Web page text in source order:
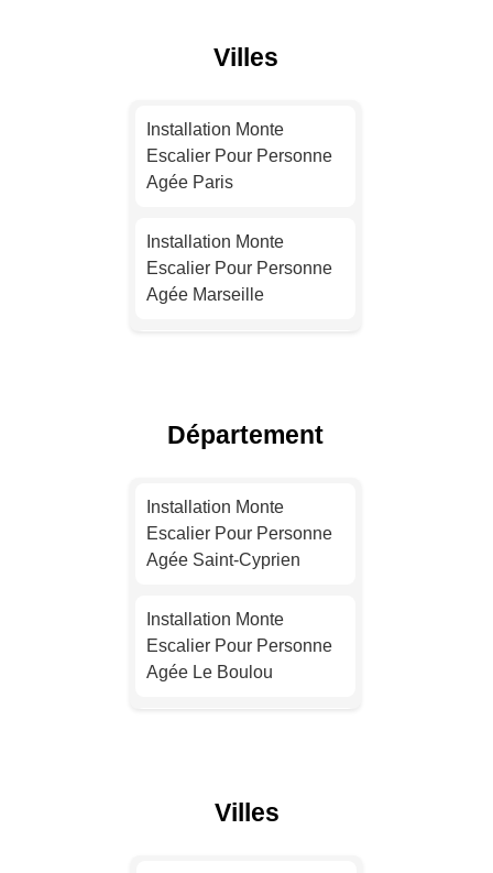
Villes
Installation Monte
Escalier Pour Personne
Agée Paris
Installation Monte
Escalier Pour Personne
Agée Marseille
Agée Toulouse
Agée Nice
Installation Monte
Département
Installation Monte
Escalier Pour Personne
Agée Saint-Cyprien
Installation Monte
Escalier Pour Personne
Agée Le Boulou
Villes